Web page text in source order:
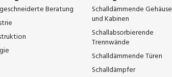
Beratung
Schalldämmende Gehäuse
und Kabinen
Schallabsorbierende
Trennwände
Schalldämmende Türen
Schalldämpfer